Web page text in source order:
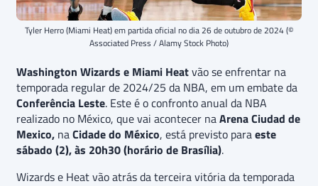
Tyler Herro (Miami Heat) em partida oficial no dia 26 de outubro de 2024 (©
Associated Press / Alamy Stock Photo)
Washington Wizards e Miami Heatvão se enfrentar na
temporada regular de 2024/25 da NBA, em um embate da
Conferência Leste. Este é o confronto anual da NBA
realizado no México, que vai acontecer naArena Ciudad de
Mexico, naCidade do México, está previsto paraeste
sábado (2), às 20h30 (horário de Brasília).
Wizards e Heat vão atrás da terceira vitória da temporada